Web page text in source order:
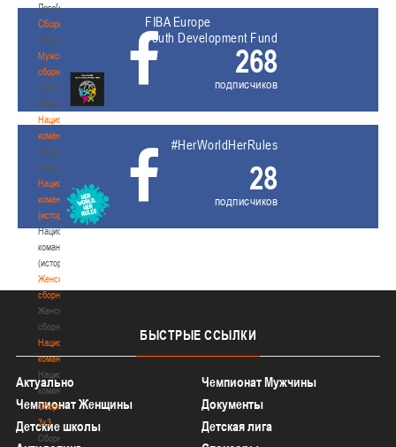
Лого[modid=121]
Сборные
Сборные
Мужские
сборные
Мужские
сборные
Национальная
команда
Национальная
команда
Национальная
команда
(история)
Национальная
команда
(история)
Женские
сборные
Женские
сборные
Национальная
команда
Национальная
команда
Сборные
3х3
Сборные
FIBA Europe
Youth Development Fund
268
подписчиков
#HerWorldHerRules
28
подписчиков
БЫСТРЫЕ ССЫЛКИ
Актуально
Чемпионат Мужчины
Чемпионат Женщины
Документы
Детские школы
Детская лига